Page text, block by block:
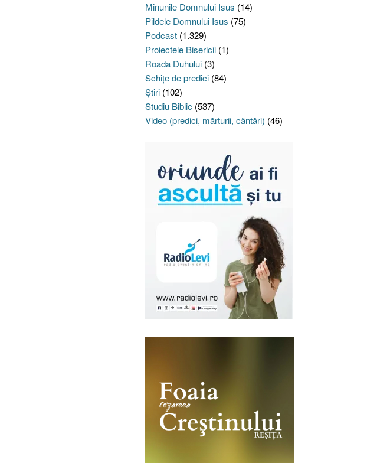
Minunile Domnului Isus (14)
Pildele Domnului Isus (75)
Podcast(1.329)
Proiectele Bisericii(1)
Roada Duhului(3)
Schiţe de predici(84)
Ştiri(102)
Studiu Biblic (537)
Video (predici, mărturii, cântări) (46)